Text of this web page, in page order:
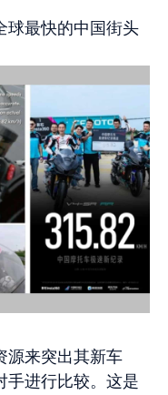
源来突出其新车
手进行比较。这是